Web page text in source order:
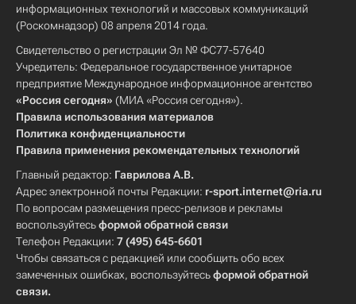
информационных технологий и массовых коммуникаций
(Роскомнадзор) 08 апреля 2014 года.
Свидетельство о регистрации Эл № ФС77-57640
Учредитель: Федеральное государственное унитарное
предприятие Международное информационное агентство
«Россия сегодня» (МИА «Россия сегодня»).
Правила использования материалов
Политика конфиденциальности
Правила применения рекомендательных технологий
Главный редактор: Гаврилова А.В.
Адрес электронной почты Редакции: r-sport.internet@ria.ru
По вопросам размещения пресс-релизов и рекламы
воспользуйтесьформой обратной связи
Телефон Редакции: 7 (495) 645-6601
Чтобы связаться с редакцией или сообщить обо всех
замеченных ошибках, воспользуйтесьформой обратной
связи.